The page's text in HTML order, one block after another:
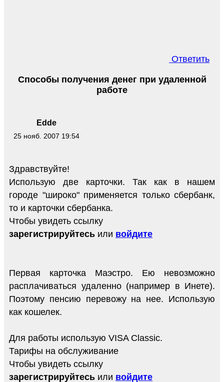
Ответить
Edde
25 нояб. 2007 19:54
Способы получения денег при удаленной
работе
Здравствуйте!
Использую две карточки. Так как в нашем
городе "широко" применяется только сбербанк,
то и карточки сбербанка.
Чтобы увидеть ссылку
зарегистрируйтесь или войдите
Первая карточка Маэстро. Ею невозможно
расплачиваться удаленно (например в Инете).
Поэтому пенсию перевожу на нее. Использую
как кошелек.
Для работы использую VISA Classic.
Тарифы на обслуживание
Чтобы увидеть ссылку
зарегистрируйтесь или войдите